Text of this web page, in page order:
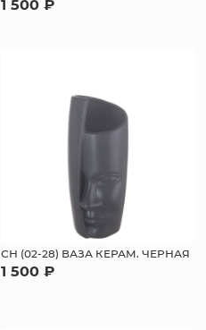
СН (02-28) ВАЗА КЕРАМ. ЧЕРНАЯ
1 500 ₽